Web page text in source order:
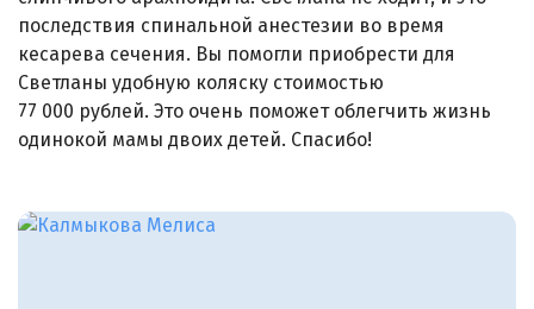
последствия спинальной анестезии во время
кесарева сечения. Вы помогли приобрести для
Светланы удобную коляску стоимостью
77 000 рублей. Это очень поможет облегчить жизнь
одинокой мамы двоих детей. Спасибо!